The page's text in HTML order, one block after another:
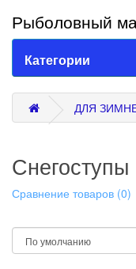
Рыболовный
Категории
ДЛЯ
Снегоступы
Сравнение товаров (0)